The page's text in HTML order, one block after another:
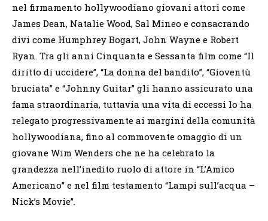
nel firmamento hollywoodiano giovani attori come
James Dean, Natalie Wood, Sal Mineo e consacrando
divi come Humphrey Bogart, John Wayne e Robert
Ryan. Tra gli anni Cinquanta e Sessanta film come “Il
diritto di uccidere”, “La donna del bandito”, “Gioventù
bruciata” e “Johnny Guitar” gli hanno assicurato una
fama straordinaria, tuttavia una vita di eccessi lo ha
relegato progressivamente ai margini della comunità
hollywoodiana, fino al commovente omaggio di un
giovane Wim Wenders che ne ha celebrato la
grandezza nell’inedito ruolo di attore in “L’Amico
Americano” e nel film testamento “Lampi sull’acqua –
Nick’s Movie”.